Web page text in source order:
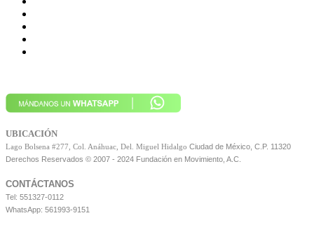
UBICACIÓN
Lago Bolsena #277, Col. Anáhuac, Del. Miguel Hidalgo Ciudad de México, C.P. 11320
Derechos Reservados © 2007 - 2024 Fundación en Movimiento, A.C.
CONTÁCTANOS
Tel: 551327-0112
WhatsApp: 561993-9151